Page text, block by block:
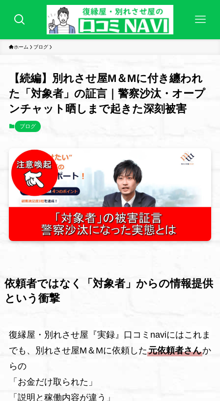
ホーム ブログ
【続編】別れさせ屋M＆Mに付き纏われ
た「対象者」の証言｜警察沙汰・オープ
ンチャット晒しまで起きた深刻被害
ブログ
依頼者ではなく「対象者」からの情報提供
という衝撃
復縁屋・別れさせ屋『実録』口コミnaviにはこれま
でも、別れさせ屋M＆Mに依頼した元依頼者さんか
らの
「お金だけ取られた」
「説明と稼働内容が違う」